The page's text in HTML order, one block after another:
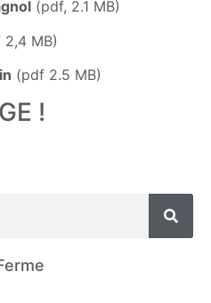
(pdf, 2.1 MB)
MB)
(pdf 2.5 MB)
!